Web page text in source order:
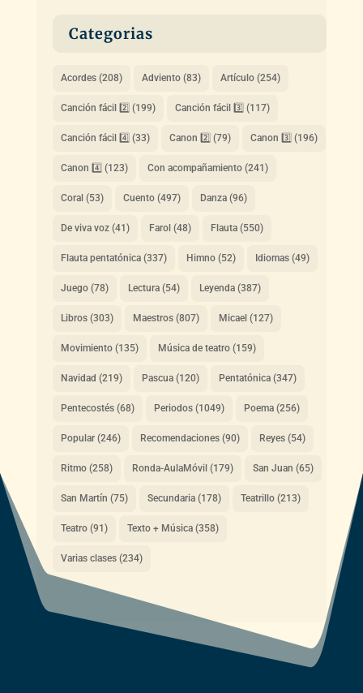
Categorias
Acordes(208) Adviento(83) Artículo(254)
Canción fácil 2️⃣ (199) Canción fácil 3️⃣ (117)
Canción fácil 4️⃣ (33) Canon 2️⃣ (79) Canon 3️⃣ (196)
Canon 4️⃣ (123) Con acompañamiento(241)
Coral(53) Cuento(497) Danza(96)
De viva voz(41) Farol(48) Flauta(550)
Flauta pentatónica(337) Himno(52) Idiomas(49)
Juego(78) Lectura(54) Leyenda(387)
Libros(303) Maestros(807) Micael(127)
Movimiento(135) Música de teatro(159)
Navidad (219) Pascua(120) Pentatónica(347)
Pentecostés(68) Periodos(1049) Poema(256)
Popular(246) Recomendaciones(90) Reyes(54)
Ritmo(258) Ronda-AulaMóvil(179) San Juan (65)
San Martín (75) Secundaria(178) Teatrillo(213)
Teatro(91) Texto + Música(358)
Varias clases(234)